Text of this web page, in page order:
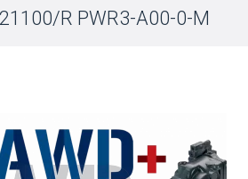
R PWR3-A00-0-M